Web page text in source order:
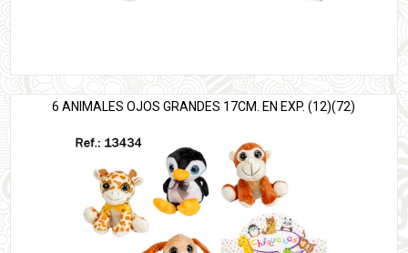
6 ANIMALES OJOS GRANDES 17CM. EN EXP. (12)(72)